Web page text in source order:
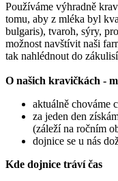
Používáme výhradně
tomu, aby z mléka byl
bulgaris), tvaroh, sýry,
možnost navštívit naši
tak nahlédnout do
O našich kravičkách -
aktuálně chováme
za jeden den
(záleží na ročním
dojnice se u nás
Kde dojnice tráví čas